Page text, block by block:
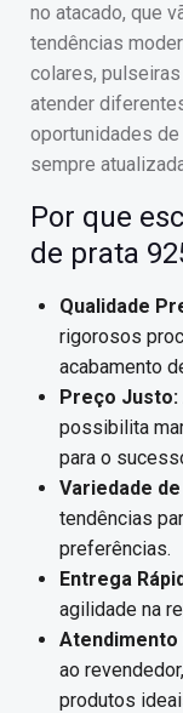
no atacado, que
tendências
colares,
atender
oportunidades
sempre
Por que
de prata
Qualidade
rigorosos
acabamento
Preço Justo:
possibilita
para o
Variedade
tendências
preferências.
Entrega
agilidade na
Atendimento
ao
produtos